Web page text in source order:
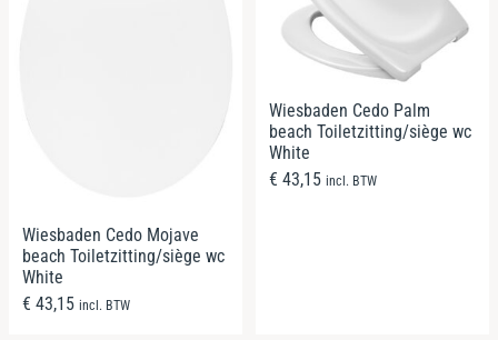
Wiesbaden Cedo Mojave
beach Toiletzitting/siège wc
White
€ 43,15 incl. BTW
Wiesbaden Cedo Palm
beach Toiletzitting/siège wc
White
€ 43,15 incl. BTW